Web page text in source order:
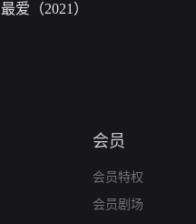
最爱（2021）
会员
会员特权
会员剧场